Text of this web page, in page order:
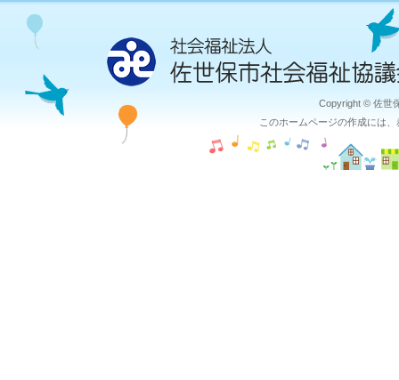
Copyright © 佐世
このホームページの作成には